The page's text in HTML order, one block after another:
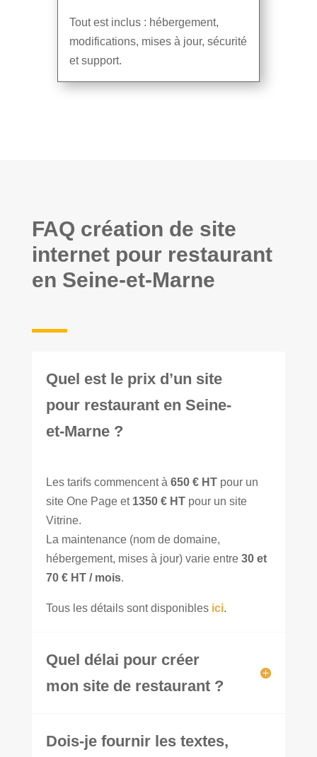
Tout est inclus : hébergement,
modifications, mises à jour, sécurité
et support.
FAQ création de site
internet pour restaurant
en Seine-et-Marne
Quel est le prix d’un site
pour restaurant en Seine-
et-Marne ?
Les tarifs commencent à 650 € HTpour un
site One Page et 1350 € HTpour un site
Vitrine.
La maintenance (nom de domaine,
hébergement, mises à jour) varie entre 30 et
70 € HT / mois.
Tous les détails sont disponibles ici.
Quel délai pour créer
mon site de restaurant ?
Dois-je fournir les textes,